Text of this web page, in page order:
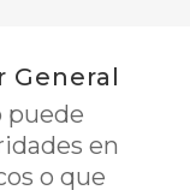
General
puede
en
o que